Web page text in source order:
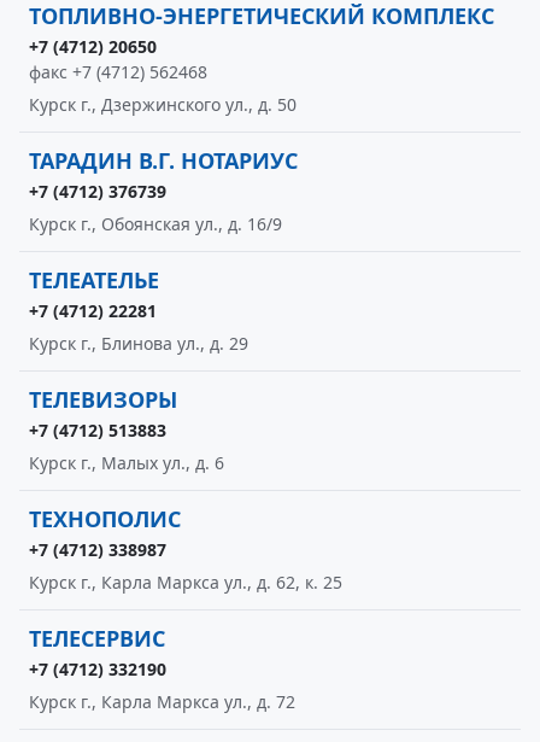
ТОПЛИВНО-ЭНЕРГЕТИЧЕСКИЙ КОМПЛЕКС
+7 (4712) 20650
факс +7 (4712) 562468
Курск г., Дзержинского ул., д. 50
ТАРАДИН В.Г. НОТАРИУС
+7 (4712) 376739
Курск г., Обоянская ул., д. 16/9
ТЕЛЕАТЕЛЬЕ
+7 (4712) 22281
Курск г., Блинова ул., д. 29
ТЕЛЕВИЗОРЫ
+7 (4712) 513883
Курск г., Малых ул., д. 6
ТЕХНОПОЛИС
+7 (4712) 338987
Курск г., Карла Маркса ул., д. 62, к. 25
ТЕЛЕСЕРВИС
+7 (4712) 332190
Курск г., Карла Маркса ул., д. 72